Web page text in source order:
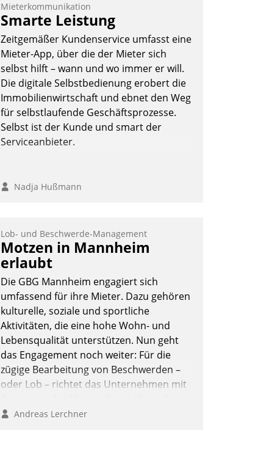
Die monatlichen Mitteilungen zum
Heizungs- und Wasserverbrauch gehen
automatisiert, vollständig und auf
Wunsch über mehrere zuvor festgelegte
Kommunikationswege bei den
Empfängern ein.
Nadja Hußmann
Mieterkommunikation
Smarte Leistung
Zeitgemäßer Kundenservice umfasst eine
Mieter-App, über die der Mieter sich
selbst hilft – wann und wo immer er will.
Die digitale Selbstbedienung erobert die
Immobilienwirtschaft und ebnet den Weg
für selbstlaufende Geschäftsprozesse.
Selbst ist der Kunde und smart der
Serviceanbieter.
Nadja Hußmann
Lob- und Beschwerde-Management
Motzen in Mannheim
erlaubt
Die GBG Mannheim engagiert sich
umfassend für ihre Mieter. Dazu gehören
kulturelle, soziale und sportliche
Aktivitäten, die eine hohe Wohn- und
Lebensqualität unterstützen. Nun geht
das Engagement noch weiter: Für die
zügige Bearbeitung von Beschwerden –
oder Lob – richtet das Unternehmen mit
Beschwerde-Management einen eigenen
Andreas Lerchner